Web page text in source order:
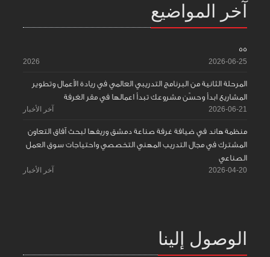
آخر المواضيع
55
2026-06-25
2026
المرحلة الثانية من البرنامج التدريبي العالمي في ريادة الأعمال وتطوير
المشاريع ابدأ وحسّن مشروعك تبدأ اعمالها في مقر الغرفة
2026-06-21 آخر الأخبار
منظمة هاند في ضيافة غرفة صناعة دمشق وريفها لبحث آفاق التعاون
المشترك في مجال التدريب المهني التخصصي واحتياجات سوق العمل
الصناعي
2026-04-20 آخر الأخبار
الوصول إلينا